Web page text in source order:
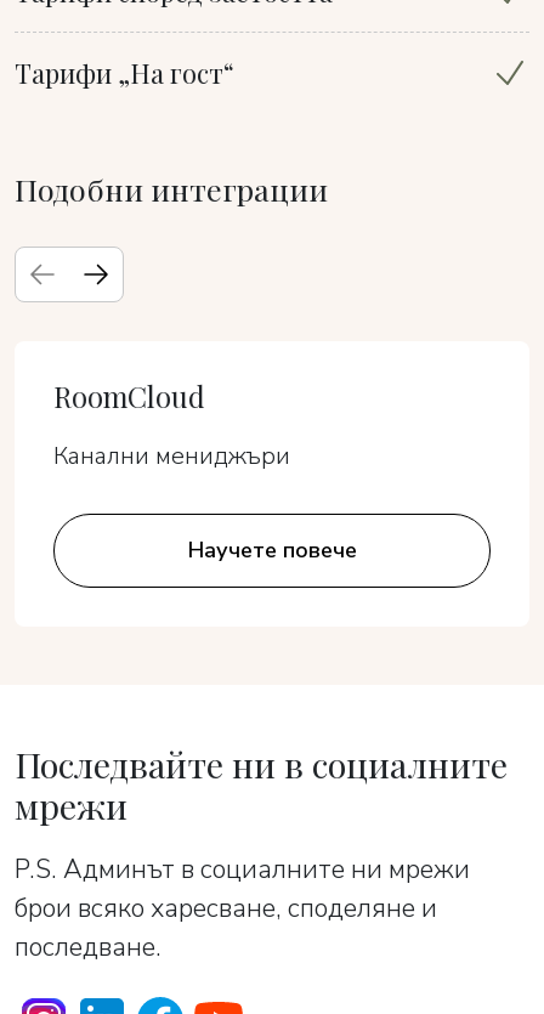
Тарифи „На гост“
Подобни интеграции
RoomCloud
Канални мениджъри
Научете повече
Последвайте ни в социалните
мрежи
P.S. Админът в социалните ни мрежи
брои всяко харесване, споделяне и
последване.